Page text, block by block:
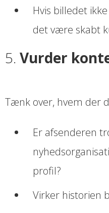
Hvis billedet
det være skabt
5. Vurder
Tænk over, hvem der
Er afsenderen
profil?
Virker historien